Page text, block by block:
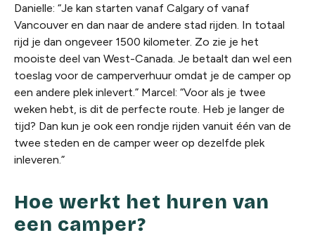
Danielle: “Je kan starten vanaf Calgary of vanaf
Vancouver en dan naar de andere stad rijden. In totaal
rijd je dan ongeveer 1500 kilometer. Zo zie je het
mooiste deel van West-Canada. Je betaalt dan wel een
toeslag voor de camperverhuur omdat je de camper op
een andere plek inlevert.” Marcel: “Voor als je twee
weken hebt, is dit de perfecte route. Heb je langer de
tijd? Dan kun je ook een rondje rijden vanuit één van de
twee steden en de camper weer op dezelfde plek
inleveren.”
Hoe werkt het huren van
een camper?